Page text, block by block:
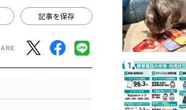
記事を保存